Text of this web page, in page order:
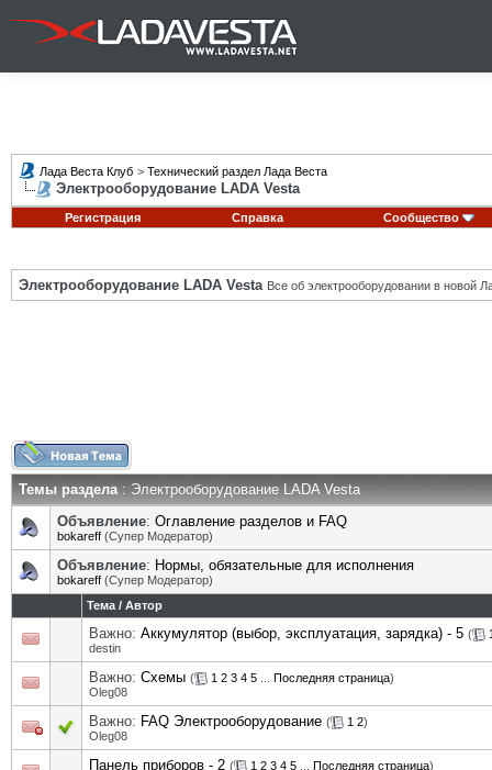
Лада Веста Клуб > Технический раздел Лада Веста
Электрооборудование LADA Vesta
Регистрация Справка Сообщество
Электрооборудование LADA Vesta Все об электрооборудовании в новой
Темы раздела: Электрооборудование LADA Vesta
Объявление: Оглавление разделов и FAQ
bokareff (Супер Модератор)
Объявление: Нормы, обязательные для исполнения
bokareff (Супер Модератор)
Тема / Автор
Важно: Аккумулятор (выбор, эксплуатация, зарядка) - 5 (
destin
Важно: Схемы ( 1 2 3 4 5 Последняя страница)
Oleg08
Важно: FAQ Электрооборудование ( 1 2)
Oleg08
Панель приборов - 2 ( 1 2 3 4 5 Последняя страница)